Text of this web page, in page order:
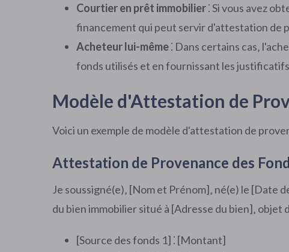
Courtier en prêt immobilier⁚ Si vous avez
financement qui peut servir d'attestation de
Acheteur lui-même⁚ Dans certains cas‚
fonds utilisés et en fournissant les
Modèle d'Attestation de
Voici un exemple de modèle d'attestation de
Attestation de Provenance des
Je soussigné(e)‚ [Nom et Prénom]‚ né(e) le [Date
du bien immobilier situé à [Adresse du bien]‚
[Source des fonds 1] ⁚ [Montant]